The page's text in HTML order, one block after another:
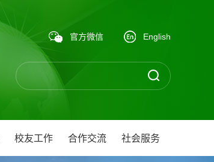
官方微信 English
校友工作 合作交流 社会服务